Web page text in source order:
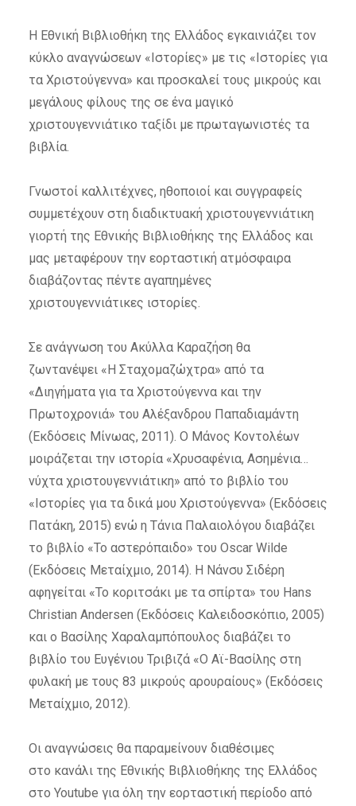
Η Εθνική Βιβλιοθήκη της Ελλάδος εγκαινιάζει τον
κύκλο αναγνώσεων «Ιστορίες» με τις «Ιστορίες για
τα Χριστούγεννα» και προσκαλεί τους μικρούς και
μεγάλους φίλους της σε ένα μαγικό
χριστουγεννιάτικο ταξίδι με πρωταγωνιστές τα
βιβλία.
Γνωστοί καλλιτέχνες, ηθοποιοί και συγγραφείς
συμμετέχουν στη διαδικτυακή χριστουγεννιάτικη
γιορτή της Εθνικής Βιβλιοθήκης της Ελλάδος και
μας μεταφέρουν την εορταστική ατμόσφαιρα
διαβάζοντας πέντε αγαπημένες
χριστουγεννιάτικες ιστορίες.
Σε ανάγνωση του Ακύλλα Καραζήση θα
ζωντανέψει «Η Σταχομαζώχτρα» από τα
«Διηγήματα για τα Χριστούγεννα και την
Πρωτοχρονιά» του Αλέξανδρου Παπαδιαμάντη
(Εκδόσεις Μίνωας, 2011). Ο Μάνος Κοντολέων
μοιράζεται την ιστορία «Χρυσαφένια, Aσημένια…
νύχτα χριστουγεννιάτικη» από το βιβλίο του
«Ιστορίες για τα δικά μου Χριστούγεννα» (Εκδόσεις
Πατάκη, 2015) ενώ η Τάνια Παλαιολόγου διαβάζει
το βιβλίο «Το αστερόπαιδο» του Oscar Wilde
(Εκδόσεις Μεταίχμιο, 2014). Η Νάνσυ Σιδέρη
αφηγείται «Το κοριτσάκι με τα σπίρτα» του Hans
Christian Andersen (Εκδόσεις Καλειδοσκόπιο, 2005)
και ο Βασίλης Χαραλαμπόπουλος διαβάζει το
βιβλίο του Ευγένιου Τριβιζά «Ο Αϊ-Βασίλης στη
φυλακή με τους 83 μικρούς αρουραίους» (Εκδόσεις
Μεταίχμιο, 2012).
Οι αναγνώσεις θα παραμείνουν διαθέσιμες
στο κανάλι της Εθνικής Βιβλιοθήκης της Ελλάδος
στο Youtube για όλη την εορταστική περίοδο από